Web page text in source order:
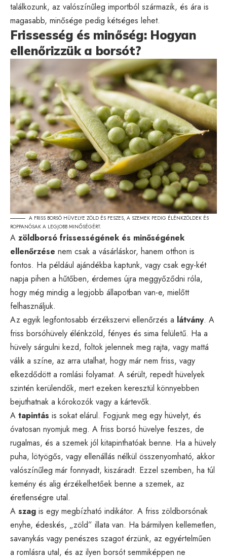
találkozunk, az valószínűleg importból származik, és ára is
magasabb, minősége pedig kétséges lehet.
Frissesség és minőség: Hogyan
ellenőrizzük a borsót?
A FRISS BORSÓ HÜVELYE ZÖLD ÉS FESZES, A SZEMEK PEDIG ÉLÉNKZÖLDEK ÉS
ROPPANÓSAK A LEGJOBB MINŐSÉGÉRT.
A zöldborsó frissességének és minőségének
ellenőrzése nem csak a vásárláskor, hanem otthon is
fontos. Ha például ajándékba kaptunk, vagy csak egy-két
napja pihen a hűtőben, érdemes újra meggyőződni róla,
hogy még mindig a legjobb állapotban van-e, mielőtt
felhasználjuk.
Az egyik legfontosabb érzékszervi ellenőrzés a látvány. A
friss borsóhüvely élénkzöld, fényes és sima felületű. Ha a
hüvely sárgulni kezd, foltok jelennek meg rajta, vagy mattá
válik a színe, az arra utalhat, hogy már nem friss, vagy
elkezdődött a romlási folyamat. A sérült, repedt hüvelyek
szintén kerülendők, mert ezeken keresztül könnyebben
bejuthatnak a kórokozók vagy a kártevők.
A tapintás is sokat elárul. Fogjunk meg egy hüvelyt, és
óvatosan nyomjuk meg. A friss borsó hüvelye feszes, de
rugalmas, és a szemek jól kitapinthatóak benne. Ha a hüvely
puha, lötyögős, vagy ellenállás nélkül összenyomható, akkor
valószínűleg már fonnyadt, kiszáradt. Ezzel szemben, ha túl
kemény és alig érzékelhetőek benne a szemek, az
éretlenségre utal.
A szag is egy megbízható indikátor. A friss zöldborsónak
enyhe, édeskés, „zöld” illata van. Ha bármilyen kellemetlen,
savanykás vagy penészes szagot érzünk, az egyértelműen
a romlásra utal, és az ilyen borsót semmiképpen ne